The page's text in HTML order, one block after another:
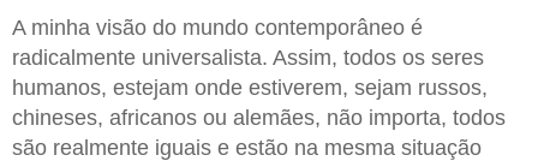
A minha visão do mundo contemporâneo é
radicalmente universalista. Assim, todos os seres
humanos, estejam onde estiverem, sejam russos,
chineses, africanos ou alemães, não importa, todos
são realmente iguais e estão na mesma situação